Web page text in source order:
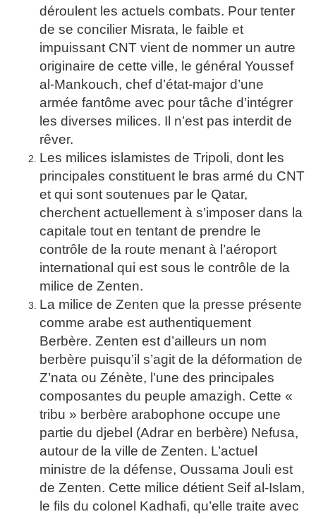
déroulent les actuels combats. Pour tenter
de se concilier Misrata, le faible et
impuissant CNT vient de nommer un autre
originaire de cette ville, le général Youssef
al-Mankouch, chef d’état-major d’une
armée fantôme avec pour tâche d’intégrer
les diverses milices. Il n’est pas interdit de
rêver.
Les milices islamistes de Tripoli, dont les
principales constituent le bras armé du CNT
et qui sont soutenues par le Qatar,
cherchent actuellement à s’imposer dans la
capitale tout en tentant de prendre le
contrôle de la route menant à l’aéroport
international qui est sous le contrôle de la
milice de Zenten.
La milice de Zenten que la presse présente
comme arabe est authentiquement
Berbère. Zenten est d’ailleurs un nom
berbère puisqu’il s’agit de la déformation de
Z’nata ou Zénète, l’une des principales
composantes du peuple amazigh. Cette «
tribu » berbère arabophone occupe une
partie du djebel (Adrar en berbère) Nefusa,
autour de la ville de Zenten. L’actuel
ministre de la défense, Oussama Jouli est
de Zenten. Cette milice détient Seif al-Islam,
le fils du colonel Kadhafi, qu’elle traite avec